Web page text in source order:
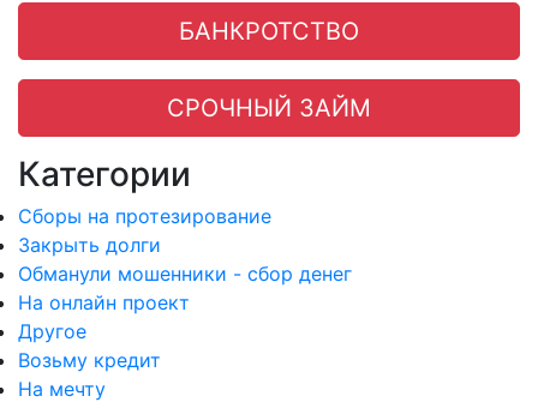
БАНКРОТСТВО
СРОЧНЫЙ ЗАЙМ
Категории
Сборы на протезирование
Закрыть долги
Обманули мошенники - сбор денег
На онлайн проект
Другое
Возьму кредит
На мечту